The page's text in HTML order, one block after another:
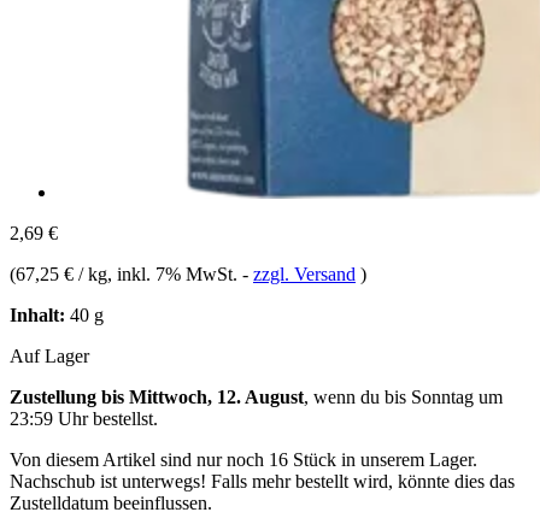
2,69 €
(67,25 € / kg, inkl. 7% MwSt. - zzgl. Versand )
Inhalt: 40 g
Auf Lager
Zustellung bis Mittwoch, 12. August, wenn du bis Sonntag um
23:59 Uhrbestellst.
Von diesem Artikel sind nur noch 16 Stück in unserem Lager.
Nachschub ist unterwegs! Falls mehr bestellt wird, könnte dies das
Zustelldatum beeinflussen.